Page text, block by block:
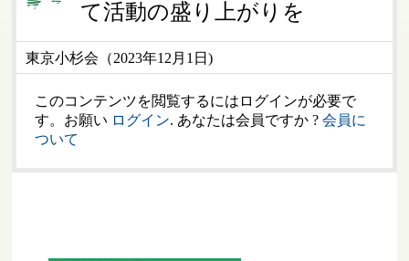
て活動の盛り上がりを
東京小杉会（2023年12月1日)
このコンテンツを閲覧するにはログインが必要で
す。お願い ログイン. あなたは会員ですか ?会員に
ついて